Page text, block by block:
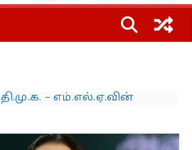
தி.மு.க. – எம்.எல்.ஏ.வின்
த.வெ.க. அட்மினுக்குத்